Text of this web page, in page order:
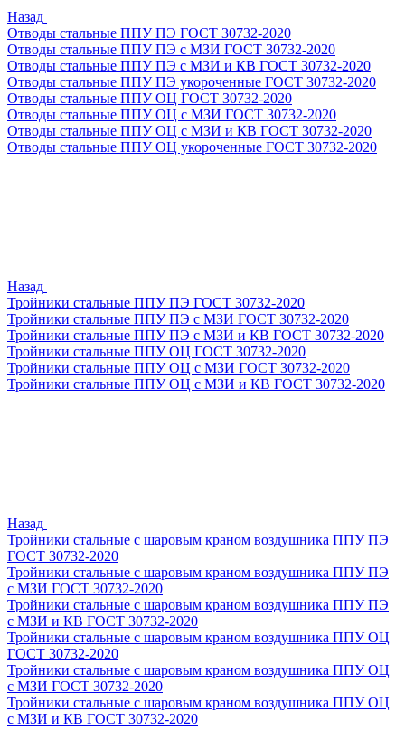
Назад
Отводы стальные ППУ ПЭ ГОСТ 30732-2020
Отводы стальные ППУ ПЭ с МЗИ ГОСТ 30732-2020
Отводы стальные ППУ ПЭ с МЗИ и КВ ГОСТ 30732-2020
Отводы стальные ППУ ПЭ укороченные ГОСТ 30732-2020
Отводы стальные ППУ ОЦ ГОСТ 30732-2020
Отводы стальные ППУ ОЦ с МЗИ ГОСТ 30732-2020
Отводы стальные ППУ ОЦ с МЗИ и КВ ГОСТ 30732-2020
Отводы стальные ППУ ОЦ укороченные ГОСТ 30732-2020
Назад
Тройники стальные ППУ ПЭ ГОСТ 30732-2020
Тройники стальные ППУ ПЭ с МЗИ ГОСТ 30732-2020
Тройники стальные ППУ ПЭ с МЗИ и КВ ГОСТ 30732-2020
Тройники стальные ППУ ОЦ ГОСТ 30732-2020
Тройники стальные ППУ ОЦ с МЗИ ГОСТ 30732-2020
Тройники стальные ППУ ОЦ с МЗИ и КВ ГОСТ 30732-2020
Назад
Тройники стальные с шаровым краном воздушника ППУ ПЭ
ГОСТ 30732-2020
Тройники стальные с шаровым краном воздушника ППУ ПЭ
с МЗИ ГОСТ 30732-2020
Тройники стальные с шаровым краном воздушника ППУ ПЭ
с МЗИ и КВ ГОСТ 30732-2020
Тройники стальные с шаровым краном воздушника ППУ ОЦ
ГОСТ 30732-2020
Тройники стальные с шаровым краном воздушника ППУ ОЦ
с МЗИ ГОСТ 30732-2020
Тройники стальные с шаровым краном воздушника ППУ ОЦ
с МЗИ и КВ ГОСТ 30732-2020